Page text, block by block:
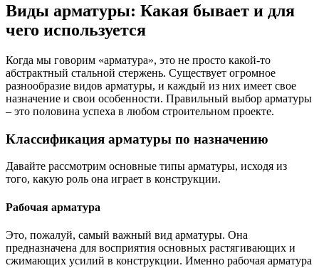
Виды арматуры: Какая бывает и для
чего используется
Когда мы говорим «арматура», это не просто какой-то
абстрактный стальной стержень. Существует огромное
разнообразие видов арматуры, и каждый из них имеет свое
назначение и свои особенности. Правильный выбор арматуры
– это половина успеха в любом строительном проекте.
Классификация арматуры по назначению
Давайте рассмотрим основные типы арматуры, исходя из
того, какую роль она играет в конструкции.
Рабочая арматура
Это, пожалуй, самый важный вид арматуры. Она
предназначена для восприятия основных растягивающих и
сжимающих усилий в конструкции. Именно рабочая арматура